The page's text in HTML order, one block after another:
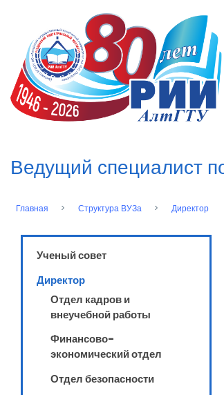
основному
содержанию
Ведущий специалист
Строка
Главная Структура ВУЗа Директор
Ученый совет
Директор
Отдел кадров и
внеучебной работы
Финансово-
экономический отдел
Отдел безопасности